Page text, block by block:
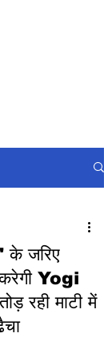
जरिए
करेगी Yogi
रही माटी में